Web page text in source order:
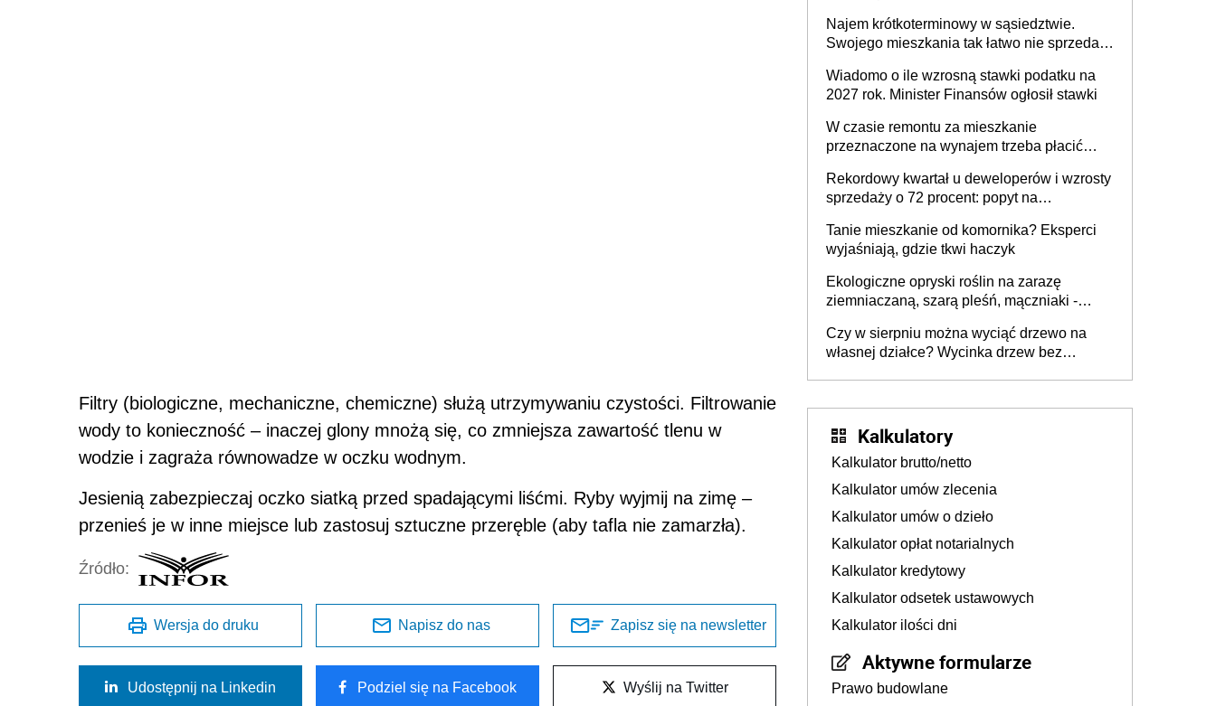
Filtry (biologiczne, mechaniczne, chemiczne) służą utrzymywaniu czystości. Filtrowanie
wody to konieczność – inaczej glony mnożą się, co zmniejsza zawartość tlenu w
wodzie i zagraża równowadze w oczku wodnym.
Jesienią zabezpieczaj oczko siatką przed spadającymi liśćmi. Ryby wyjmij na zimę –
przenieś je w inne miejsce lub zastosuj sztuczne przeręble (aby tafla nie zamarzła).
Źródło:
Wersja do druku Napisz do nas Zapisz się na newsletter
Udostępnij na Linkedin Podziel się na Facebook Wyślij na Twitter
Najem krótkoterminowy w sąsiedztwie.
Swojego mieszkania tak łatwo nie sprzedaż
Wiadomo o ile wzrosną stawki podatku na
2027 rok. Minister Finansów ogłosił stawki
W czasie remontu za mieszkanie
przeznaczone na wynajem trzeba płacić
realizuje w nim potrzeb mieszkaniowych
Rekordowy kwartał u deweloperów i wzrosty
sprzedaży o 72 procent: popyt na
Tanie mieszkanie od komornika? Eksperci
wyjaśniają, gdzie tkwi haczyk
Ekologiczne opryski roślin na zarazę
ziemniaczaną, szarą pleśń, mączniaki -
zwalczać choroby grzybowe roślin?
Czy w sierpniu można wyciąć drzewo na
własnej działce? Wycinka drzew bez
Kalkulatory
Kalkulator brutto/netto
Kalkulator umów zlecenia
Kalkulator umów o dzieło
Kalkulator opłat notarialnych
Kalkulator kredytowy
Kalkulator odsetek ustawowych
Kalkulator ilości dni
Aktywne formularze
Prawo budowlane